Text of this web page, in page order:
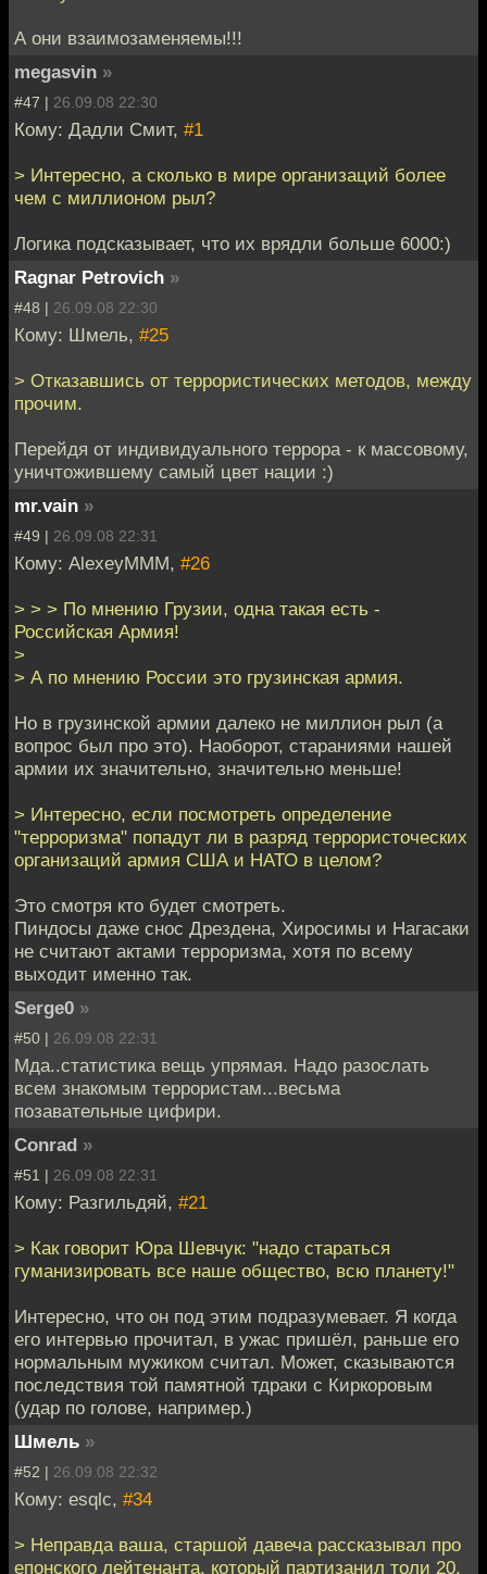
А они взаимозаменяемы!!!
megasvin »
#47 | 26.09.08 22:30
Кому: Дадли Смит, #1
> Интересно, а сколько в мире организаций более
чем с миллионом рыл?
Логика подсказывает, что их врядли больше 6000:)
Ragnar Petrovich »
#48 | 26.09.08 22:30
Кому: Шмель, #25
> Отказавшись от террористических методов, между
прочим.
Перейдя от индивидуального террора - к массовому,
уничтожившему самый цвет нации :)
mr.vain »
#49 | 26.09.08 22:31
Кому: AlexeyMMM, #26
> > > По мнению Грузии, одна такая есть -
Российская Армия!
>
> А по мнению России это грузинская армия.
Но в грузинской армии далеко не миллион рыл (а
вопрос был про это). Наоборот, стараниями нашей
армии их значительно, значительно меньше!
> Интересно, если посмотреть определение
"терроризма" попадут ли в разряд террористоческих
организаций армия США и НАТО в целом?
Это смотря кто будет смотреть.
Пиндосы даже снос Дрездена, Хиросимы и Нагасаки
не считают актами терроризма, хотя по всему
выходит именно так.
Serge0 »
#50 | 26.09.08 22:31
Мда..статистика вещь упрямая. Надо разослать
всем знакомым террористам...весьма
позавательные цифири.
Conrad »
#51 | 26.09.08 22:31
Кому: Разгильдяй, #21
> Как говорит Юра Шевчук: "надо стараться
гуманизировать все наше общество, всю планету!"
Интересно, что он под этим подразумевает. Я когда
его интервью прочитал, в ужас пришёл, раньше его
нормальным мужиком считал. Может, сказываются
последствия той памятной тдраки с Киркоровым
(удар по голове, например.)
Шмель »
#52 | 26.09.08 22:32
Кому: esqlc, #34
> Неправда ваша, старшой давеча рассказывал про
епонского лейтенанта, который партизанил толи 20,